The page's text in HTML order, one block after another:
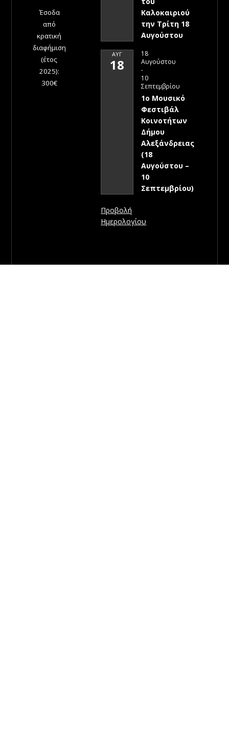
Έσοδα
από
κρατική
διαφήμιση
(έτος
2025):
300€
Καλοκαιριού
την Τρίτη 18
Αυγούστου
ΑΥΓ
18
18
Αυγούστου
-
10
Σεπτεμβρίου
1ο Μουσικό
Φεστιβάλ
Κοινοτήτων
Δήμου
Αλεξάνδρειας
(18
Αυγούστου –
10
Σεπτεμβρίου)